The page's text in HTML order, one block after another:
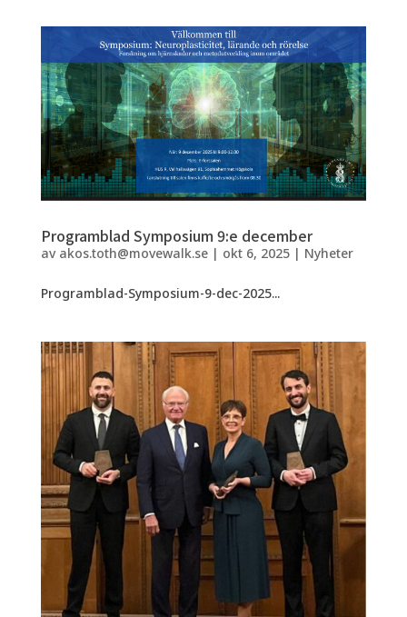
Programblad Symposium 9:e december
av akos.toth@movewalk.se| okt 6, 2025| Nyheter
Programblad-Symposium-9-dec-2025...